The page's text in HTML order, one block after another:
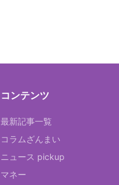
コンテンツ
最新記事一覧
コラムざんまい
ニュース pickup
マネー